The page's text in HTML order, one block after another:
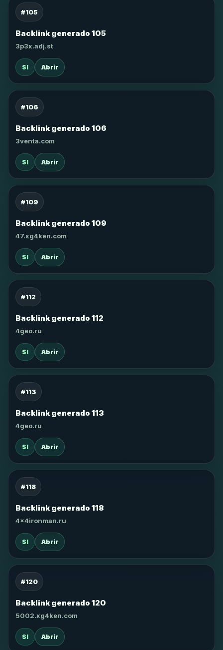
#105
Backlink generado 105
3p3x.adj.st
SI Abrir
#106
Backlink generado 106
3venta.com
SI Abrir
#109
Backlink generado 109
47.xg4ken.com
SI Abrir
#112
Backlink generado 112
4geo.ru
SI Abrir
#113
Backlink generado 113
4geo.ru
SI Abrir
#118
Backlink generado 118
4x4ironman.ru
SI Abrir
#120
Backlink generado 120
5002.xg4ken.com
SI Abrir